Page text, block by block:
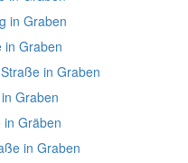
in Graben
in Graben
in Graben
Graben
Gräben
in Graben